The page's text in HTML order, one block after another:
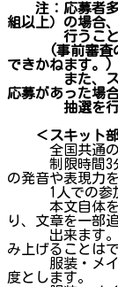
注：応募者
組以上）の場合
行うこともあ
(事前審査の結
できかねます。)
また、ステー
応募があった場合
抽選を行っ
＜スキット
全国共通の部
制限時間3分
の発音や表現力
1人での参加
本文自体を変
り、文章を一部
出来ます。(
み上げることは
服装・メイク
度とします。